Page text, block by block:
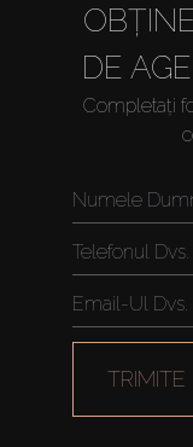
DE
Completați
TRIMITE